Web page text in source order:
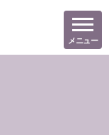
メニュー